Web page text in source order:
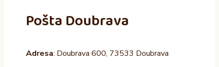
Pošta Doubrava
Adresa: Doubrava 600, 73533 Doubrava